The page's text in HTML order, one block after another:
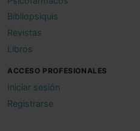
Bibliopsiquis
Revistas
Libros
ACCESO PROFESIONALES
Iniciar sesión
Registrarse